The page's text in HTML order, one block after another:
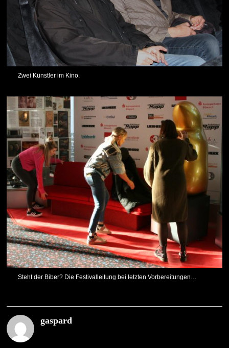
Zwei Künstler im Kino.
Steht der Biber? Die Festivalleitung bei letzten Vorbereitungen…
gaspard